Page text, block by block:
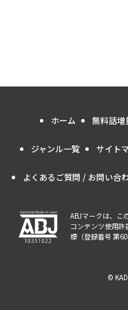
ホーム 無料話増
ジャンル一覧 サイト
よくあるご質問 / お問い合
ABJマークは、こ
コンテンツ使用
標（登録番号 第
©